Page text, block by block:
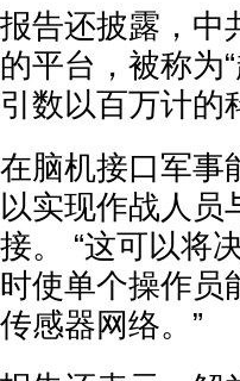
报告还披露，中
的平台，被称为
引数以百万计的
在脑机接口军事
以实现作战人员
接。 “这可以将
时使单个操作员
传感器网络。”